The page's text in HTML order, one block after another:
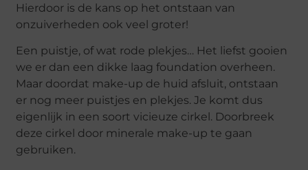
Hierdoor is de kans op het ontstaan van
onzuiverheden ook veel groter!
Een puistje, of wat rode plekjes… Het liefst gooien
we er dan een dikke laag foundation overheen.
Maar doordat make-up de huid afsluit, ontstaan
er nog meer puistjes en plekjes. Je komt dus
eigenlijk in een soort vicieuze cirkel. Doorbreek
deze cirkel door minerale make-up te gaan
gebruiken.